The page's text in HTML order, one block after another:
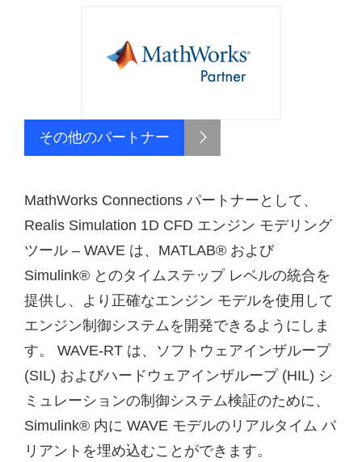
その他のパートナー
MathWorks Connections パートナーとして、
Realis Simulation 1D CFD エンジン モデリング
ツール – WAVE は、MATLAB® および
Simulink® とのタイムステップ レベルの統合を
提供し、より正確なエンジン モデルを使用して
エンジン制御システムを開発できるようにしま
す。 WAVE-RT は、ソフトウェアインザループ
(SIL) およびハードウェアインザループ (HIL) シ
ミュレーションの制御システム検証のために、
Simulink® 内に WAVE モデルのリアルタイム バ
リアントを埋め込むことができます。